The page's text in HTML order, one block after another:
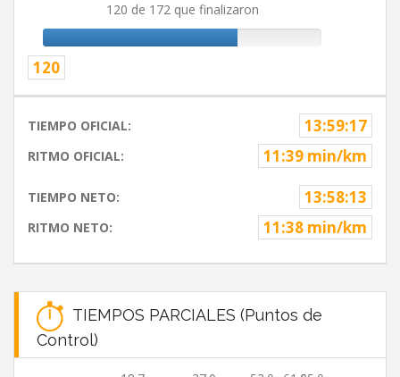
120 de 172 que finalizaron
120
TIEMPO OFICIAL: 13:59:17
RITMO OFICIAL: 11:39 min/km
TIEMPO NETO: 13:58:13
RITMO NETO: 11:38 min/km
TIEMPOS PARCIALES (Puntos de
Control)